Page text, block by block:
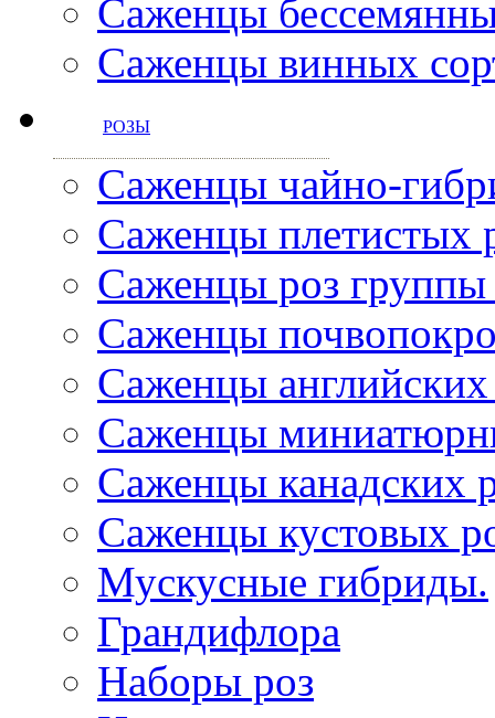
Саженцы
Саженцы винных
РОЗЫ
Саженцы чайно-
Саженцы плетистых
Саженцы роз
Саженцы
Саженцы английских
Саженцы
Саженцы канадских
Саженцы кустовых
Мускусные гибриды.
Грандифлора
Наборы роз